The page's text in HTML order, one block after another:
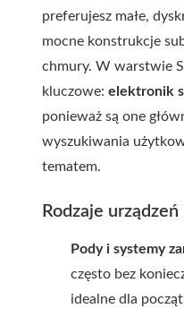
preferujesz małe,
mocne konstrukcje
chmury. W warstwie
kluczowe: elektronik
ponieważ są one
wyszukiwania
tematem.
Rodzaje
Pody i systemy
często bez
idealne dla